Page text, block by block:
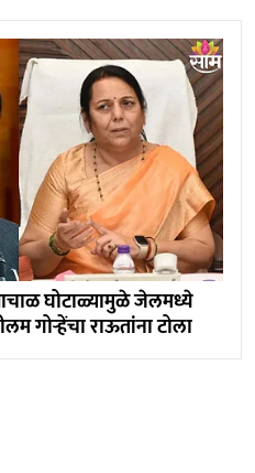
घोटाळ्यामुळे जेलमध्ये
गोऱ्हेंचा राऊतांना टोला